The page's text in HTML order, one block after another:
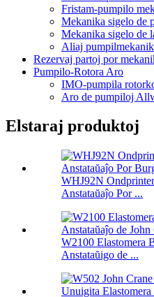
Fristam-pumpilo
Mekanika sigelo de
Mekanika sigelo de
Aliaj
Rezervaj partoj por
Pumpilo-Rotora Aro
IMO-pumpila
Aro de pumpiloj
Elstaraj produktoj
WHJ92N
Anstataŭaĵo Por ...
W2100 Elastomera
Anstataŭigo de ...